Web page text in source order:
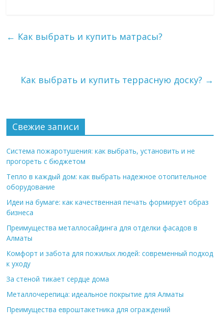
← Как выбрать и купить матрасы?
Как выбрать и купить террасную доску? →
Свежие записи
Система пожаротушения: как выбрать, установить и не
прогореть с бюджетом
Тепло в каждый дом: как выбрать надежное отопительное
оборудование
Идеи на бумаге: как качественная печать формирует образ
бизнеса
Преимущества металлосайдинга для отделки фасадов в
Алматы
Комфорт и забота для пожилых людей: современный подход
к уходу
За стеной тикает сердце дома
Металлочерепица: идеальное покрытие для Алматы
Преимущества евроштакетника для ограждений